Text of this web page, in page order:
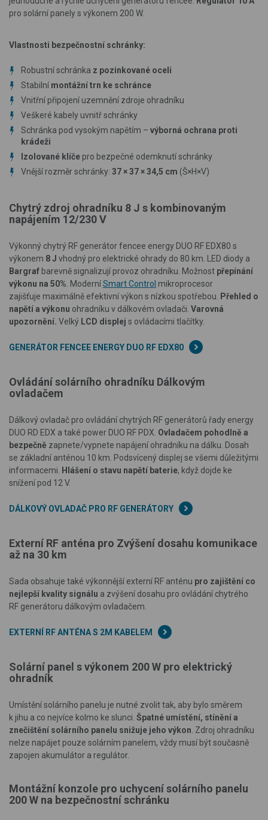
pro solární panely s výkonem 200 W.
Vlastnosti bezpečnostní schránky:
Robustní schránka z pozinkované oceli
Stabilní montážní trn ke schránce
Vnitřní připojení uzemnění zdroje ohradníku
Veškeré kabely uvnitř schránky
Schránka pod vysokým napětím – výborná ochrana proti
krádeži
Izolované klíče pro bezpečné odemknutí schránky
Vnější rozměr schránky: 37 × 37 × 34,5 cm (Š×H×V)
Chytrý zdroj ohradníku 8 J s kombinovaným
napájením 12/230 V
Výkonný chytrý RF generátor fencee energy DUO RF EDX80 s
výkonem 8 J vhodný pro elektrické ohrady do 80 km. LED diody a
Bargraf barevně signalizují provoz ohradníku. Možnost přepínání
výkonu na 50% . ModerníSmart Control mikroprocesor
zajišťuje maximálně efektivní výkon s nízkou spotřebou.
Přehled o
napětí a výkonu ohradníku v dálkovém ovladači. Varovná
upozornění. Velký LCD displej s ovládacími tlačítky.
GENERÁTOR FENCEE ENERGY DUO RF EDX80
Ovládání solárního ohradníku Dálkovým
ovladačem
Dálkový ovladač pro ovládání chytrých RF generátorů řady energy
DUO RD EDX a také power DUO RF PDX. Ovladačem pohodlně a
bezpečně zapnete/vypnete napájení ohradníku na dálku. Dosah
se základní anténou 10 km. Podsvícený displej se všemi důležitými
informacemi.
Hlášení o stavu napětí baterie, když dojde ke
snížení pod 12 V.
DÁLKOVÝ OVLADAČ PRO RF GENERÁTORY
Externí RF anténa pro Zvýšení dosahu komunikace
až na 30 km
Sada obsahuje také výkonnější externí RF anténu pro zajištění co
nejlepší kvality signálu a zvýšení dosahu pro ovládání chytrého
RF generátoru dálkovým ovladačem.
EXTERNÍ RF ANTÉNA S 2M KABELEM
Solární panel s výkonem 200 W pro elektrický
ohradník
Umístění solárního panelu je nutné zvolit tak, aby bylo směrem
k jihu a co nejvíce kolmo ke slunci. Špatné umístění, stínění a
znečištění solárního panelu snižuje jeho výkon . Zdroj ohradníku
nelze napájet pouze solárním panelem, vždy musí být současně
zapojen akumulátor a regulátor.
Montážní konzole pro uchycení solárního panelu
200 W na bezpečnostní schránku